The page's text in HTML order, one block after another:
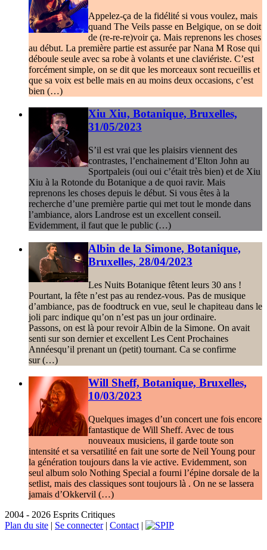
Appelez-ça de la fidélité si vous voulez, mais
quand The Veils passe en Belgique, on se doit
de (re-re-re)voir ça. Mais reprenons les choses
au début. La première partie est assurée par Nana M Rose qui
déboule seule avec sa robe à volants et une claviériste. C’est
forcément simple, on se dit que les morceaux sont recueillis et
que sa voix est belle mais en au moins deux occasions, c’est
bien (…)
Xiu Xiu, Botanique, Bruxelles,
31/05/2023
S’il est vrai que les plaisirs viennent des
contrastes, l’enchainement d’Elton John au
Sportpaleis (oui oui c’était très bien) et de Xiu
Xiu à la Rotonde du Botanique a de quoi ravir. Mais
reprenons les choses depuis le début. Si vous êtes à la
recherche d’une première partie qui met tout le monde dans
l’ambiance, alors Landrose est un excellent conseil.
Evidemment, il faut que le public (…)
Albin de la Simone, Botanique,
Bruxelles, 28/04/2023
Les Nuits Botanique fêtent leurs 30 ans !
Pourtant, la fête n’est pas au rendez-vous. Pas de musique
d’ambiance, pas de foodtruck en vue, seul le chapiteau dans le
joli parc indique qu’on n’est pas un jour ordinaire.
Passons, on est là pour revoir Albin de la Simone. On avait
senti sur son dernier et excellent Les Cent Prochaines
Annéesqu’il prenant un (petit) tournant. Ca se confirme
sur (…)
Will Sheff, Botanique, Bruxelles,
10/03/2023
Quelques images d’un concert une fois encore
fantastique de Will Sheff. Avec de tous
nouveaux musiciens, il garde toute son
intensité et sa versatilité en fait une sorte de Neil Young pour
la génération toujours dans la vie active. Evidemment, son
seul album solo Nothing Special a fourni l’épine dorsale de la
setlist, mais des classiques sont toujours là . On ne se lassera
jamais d’Okkervil (…)
2004 - 2026 Esprits Critiques
Plan du site | Se connecter| Contact |